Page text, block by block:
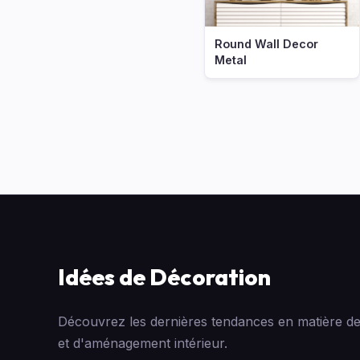
Round Wall Decor
Metal
Idées de Décoration
Découvrez les dernières tendances en matière
et d'aménagement intérieur.